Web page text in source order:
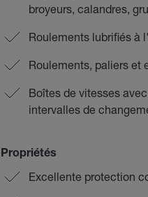
broyeurs, calandres,
Roulements lubrifiés à
Roulements, paliers et
Boîtes de vitesses
intervalles de
Propriétés
Excellente protection